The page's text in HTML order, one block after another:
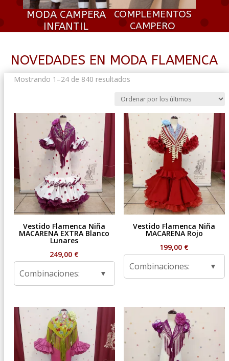
MODA CAMPERA
INFANTIL
COMPLEMENTOS
CAMPERO
NOVEDADES EN MODA FLAMENCA
Mostrando 1–24 de 840 resultadosOrdenado
los
últimos
Vestido Flamenca Niña
MACARENA EXTRA Blanco
Lunares
249,00 €
Combinaciones:
Vestido Flamenca Niña
MACARENA Rojo
199,00 €
Combinaciones: